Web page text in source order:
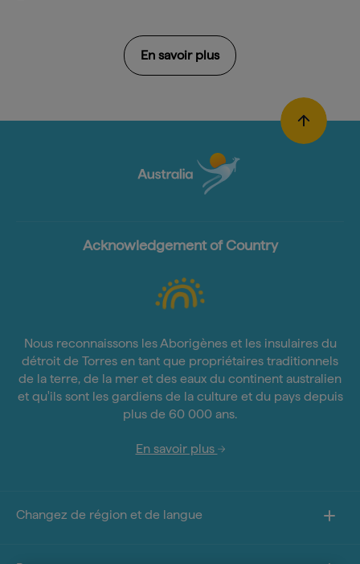
En savoir plus
Acknowledgement of Country
Nous reconnaissons les Aborigènes et les insulaires du
détroit de Torres en tant que propriétaires traditionnels
de la terre, de la mer et des eaux du continent australien
et qu'ils sont les gardiens de la culture et du pays depuis
plus de 60 000 ans.
En savoir plus
Changez de région et de langue